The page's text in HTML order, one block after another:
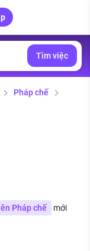
Tìm việc
Pháp chế
Pháp chế
mới